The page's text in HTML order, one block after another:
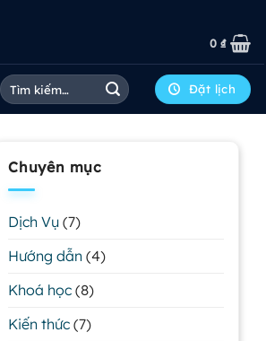
0 ₫
Tìm
kiếm:
Đặt lịch
Chuyên mục
Dịch Vụ (7)
Hướng dẫn (4)
Khoá học (8)
Kiến thức (7)